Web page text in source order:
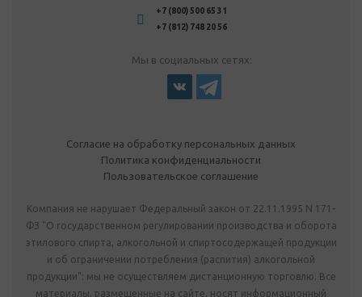
+7 (800) 500 65 31
+7 (812) 748 20 56
Мы в социальных сетях:
Согласие на обработку персональных данных
Политика конфиденциальности
Пользовательское соглашение
Компания не нарушает Федеральный закон от 22.11.1995 N 171-
ФЗ "О государственном регулировании производства и оборота
этилового спирта, алкогольной и спиртосодержащей продукции
и об ограничении потребления (распития) алкогольной
продукции": мы не осуществляем дистанционную торговлю. Все
материалы, размещенные на сайте, носят информационный